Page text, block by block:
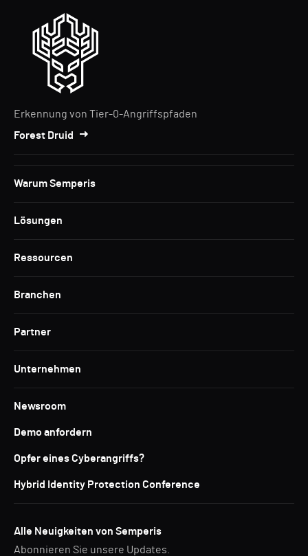
Erkennung von Tier-0-Angriffspfaden
Forest Druid
Warum Semperis
Lösungen
Ressourcen
Branchen
Partner
Unternehmen
Newsroom
Demo anfordern
Opfer eines Cyberangriffs?
Hybrid Identity Protection Conference
Alle Neuigkeiten von Semperis
Abonnieren Sie unsere Updates.